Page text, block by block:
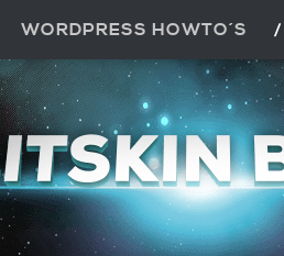
WORDPRESS HOWTO´S